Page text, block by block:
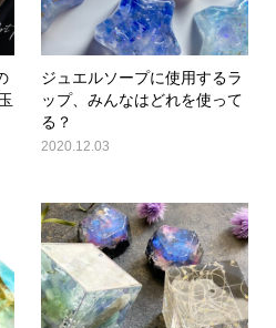
ジュエルソープに使用するラ
ップ、みんなはどれを使って
る？
2020.12.03